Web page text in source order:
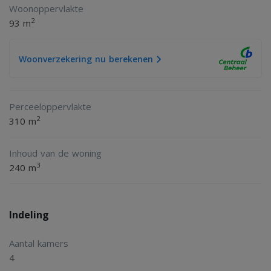
Woonoppervlakte
93 m2
Woonverzekering nu berekenen
Perceeloppervlakte
310 m2
Inhoud van de woning
240 m3
Indeling
Aantal kamers
4